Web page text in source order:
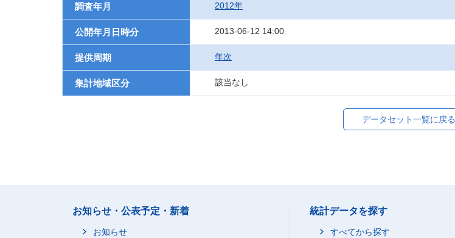
調査年月 2012年
公開年月日時分 2013-06-12 14:00
提供周期 年次
集計地域区分 該当なし
データセット一覧に戻る
お知らせ・公表予定・新着
お知らせ
統計データを探す
すべてから探す